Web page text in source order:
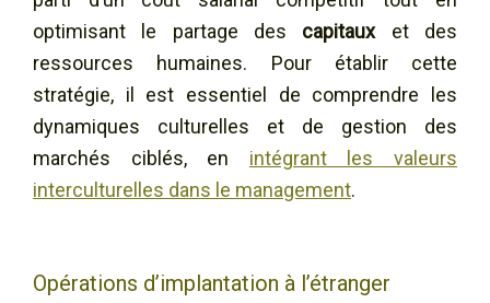
optimisant le partage des capitauxet des
ressources humaines. Pour établir cette
stratégie, il est essentiel de comprendre les
dynamiques culturelles et de gestion des
marchés ciblés, en intégrant les valeurs
interculturelles dans le management.
Opérations d’implantation à l’étranger